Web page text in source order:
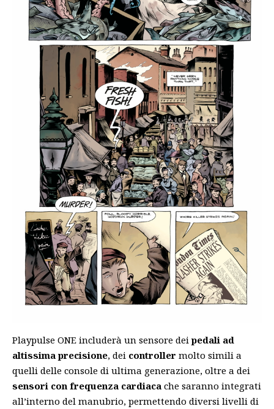
Playpulse ONE includerà un sensore deipedali ad
altissima precisione, dei controller molto simili a
quelli delle console di ultima generazione, oltre a dei
sensori con frequenza cardiaca che saranno integrati
all’interno del manubrio, permettendo diversi livelli di